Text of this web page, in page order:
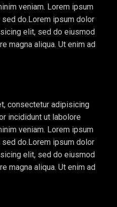
veniam. Lorem ipsum
do.Lorem ipsum dolor
elit, sed do eiusmod
magna aliqua. Ut enim ad
consectetur adipisicing
incididunt ut labolore
veniam. Lorem ipsum
do.Lorem ipsum dolor
elit, sed do eiusmod
magna aliqua. Ut enim ad